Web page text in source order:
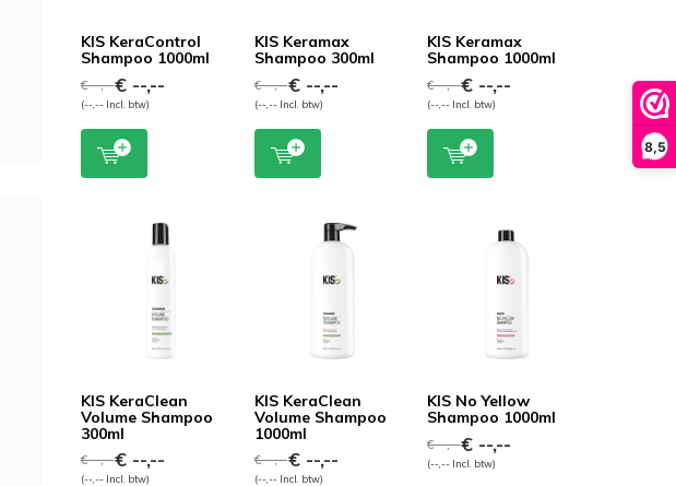
8,5
KIS KeraControl
Shampoo 1000ml
€ --,--€ --,--
(--,-- Incl. btw)
KIS Keramax
Shampoo 300ml
€ --,--€ --,--
(--,-- Incl. btw)
KIS Keramax
Shampoo 1000ml
€ --,--€ --,--
(--,-- Incl. btw)
KIS KeraClean
Volume Shampoo
300ml
€ --,--€ --,--
(--,-- Incl. btw)
KIS KeraClean
Volume Shampoo
1000ml
€ --,--€ --,--
(--,-- Incl. btw)
KIS No Yellow
Shampoo 1000ml
€ --,--€ --,--
(--,-- Incl. btw)